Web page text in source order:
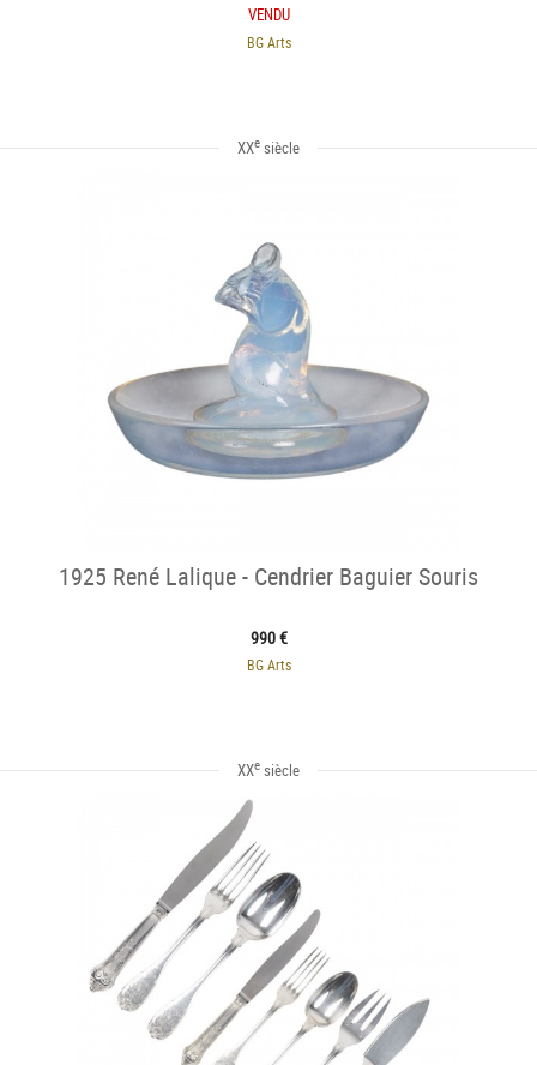
VENDU
BG Arts
XXe siècle
1925 René Lalique - Cendrier Baguier Souris
990 €
BG Arts
XXe siècle